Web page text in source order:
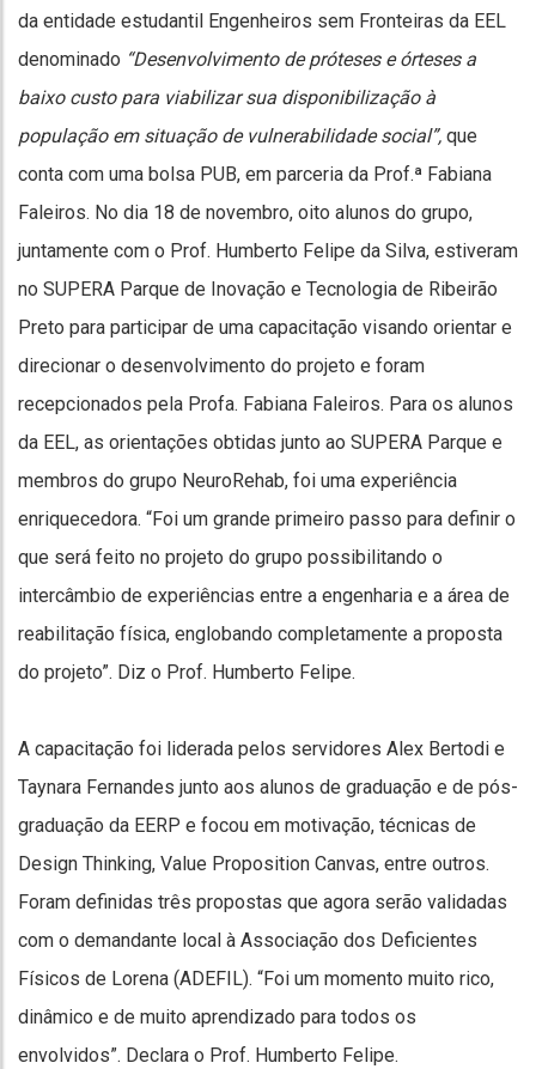
da entidade estudantil Engenheiros sem Fronteiras da EEL
denominado “Desenvolvimento de próteses e órteses a
baixo custo para viabilizar sua disponibilização à
população em situação de vulnerabilidade social”, que
conta com uma bolsa PUB, em parceria da Prof.ª Fabiana
Faleiros. No dia 18 de novembro, oito alunos do grupo,
juntamente com o Prof. Humberto Felipe da Silva, estiveram
no SUPERA Parque de Inovação e Tecnologia de Ribeirão
Preto para participar de uma capacitação visando orientar e
direcionar o desenvolvimento do projeto e foram
recepcionados pela Profa. Fabiana Faleiros. Para os alunos
da EEL, as orientações obtidas junto ao SUPERA Parque e
membros do grupo NeuroRehab, foi uma experiência
enriquecedora. “Foi um grande primeiro passo para definir o
que será feito no projeto do grupo possibilitando o
intercâmbio de experiências entre a engenharia e a área de
reabilitação física, englobando completamente a proposta
do projeto”. Diz o Prof. Humberto Felipe.
A capacitação foi liderada pelos servidores Alex Bertodi e
Taynara Fernandes junto aos alunos de graduação e de pós-
graduação da EERP e focou em motivação, técnicas de
Design Thinking, Value Proposition Canvas, entre outros.
Foram definidas três propostas que agora serão validadas
com o demandante local à Associação dos Deficientes
Físicos de Lorena (ADEFIL). “Foi um momento muito rico,
dinâmico e de muito aprendizado para todos os
envolvidos”. Declara o Prof. Humberto Felipe.